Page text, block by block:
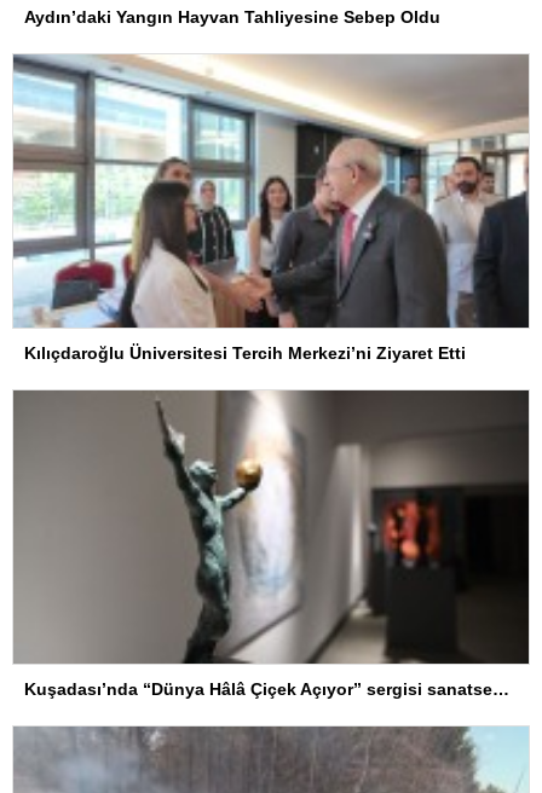
Aydın’daki Yangın Hayvan Tahliyesine Sebep Oldu
Kılıçdaroğlu Üniversitesi Tercih Merkezi’ni Ziyaret Etti
Kuşadası’nda “Dünya Hâlâ Çiçek Açıyor” sergisi sanatseverlerle buluşuyor